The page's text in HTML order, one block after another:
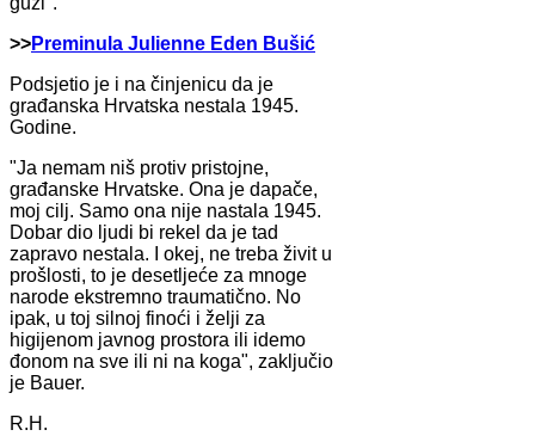
>>Preminula Julienne Eden Bušić
Podsjetio je i na činjenicu da je
građanska Hrvatska nestala 1945.
Godine.
"Ja nemam niš protiv pristojne,
građanske Hrvatske. Ona je dapače,
moj cilj. Samo ona nije nastala 1945.
Dobar dio ljudi bi rekel da je tad
zapravo nestala. I okej, ne treba živit u
prošlosti, to je desetljeće za mnoge
narode ekstremno traumatično. No
ipak, u toj silnoj finoći i želji za
higijenom javnog prostora ili idemo
đonom na sve ili ni na koga", zaključio
je Bauer.
R.H.